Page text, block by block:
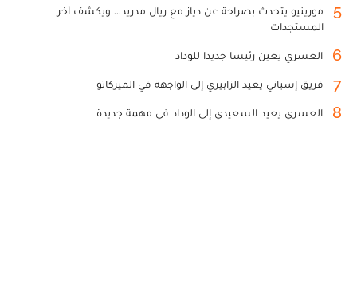
5
مورينيو يتحدث بصراحة عن دياز مع ريال مدريد... ويكشف آخر
المستجدات
6 العسري يعين رئيسا جديدا للوداد
7 فريق إسباني يعيد الزابيري إلى الواجهة في الميركاتو
8 العسري يعيد السعيدي إلى الوداد في مهمة جديدة